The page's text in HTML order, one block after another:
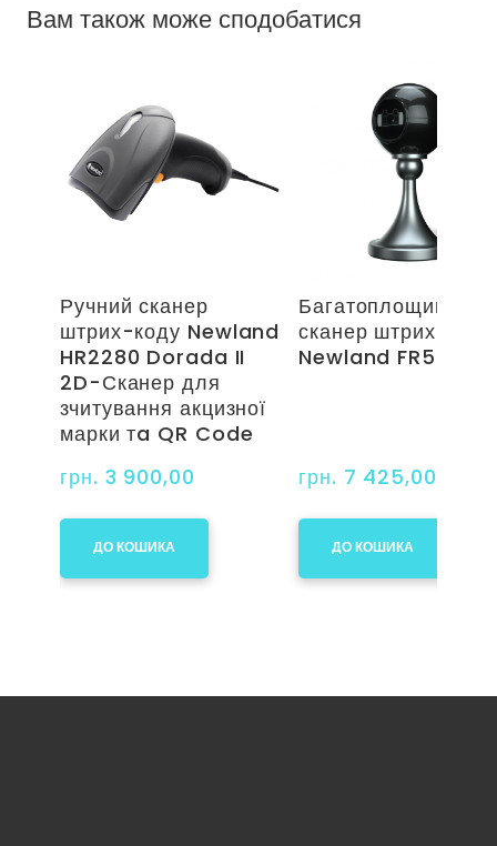
Вам також може сподобатися
Ручний сканер
штрих-коду Newland
HR2280 Dorada II
2D-Сканер для
зчитування акцизної
марки тa QR Code
грн. 3 900,00
ДО КОШИКА
Багатоплощинний
сканер штрих-коду
Newland FR50
грн. 7 425,00
ДО КОШИКА